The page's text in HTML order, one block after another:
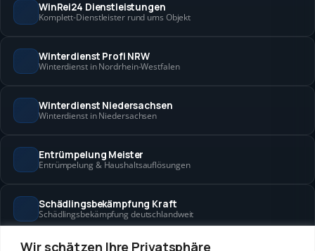
Wir schätzen Ihre Privatsphäre
WinRei24 Dienstleistungen
Komplett-Dienstleister rund ums Objekt
Winterdienst Profi NRW
Winterdienst in Nordrhein-Westfalen
Winterdienst Niedersachsen
Winterdienst in Niedersachsen
Entrümpelung Meister
Entrümpelung & Haushaltsauflösungen
Schädlingsbekämpfung Kraft
Schädlingsbekämpfung deutschlandweit